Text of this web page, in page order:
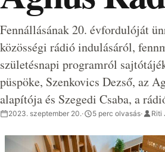
Fennállásának 20. évfordulóját
közösségi rádió indulásáról,
születésnapi programról
püspöke, Szenkovics Dezső, az
alapítója és Szegedi Csaba, a
2023. szeptember 20.· 5 perc olvasás· Riti